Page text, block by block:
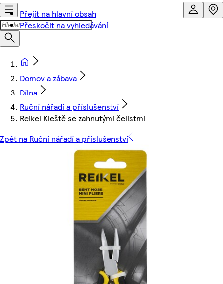
Přejít na hlavní obsah
Přeskočit na vyhledávání
Domov a zábava
Dílna
Ruční nářadí a příslušenství
Reikel Kleště se zahnutými čelistmi
Zpět na Ruční nářadí a příslušenství